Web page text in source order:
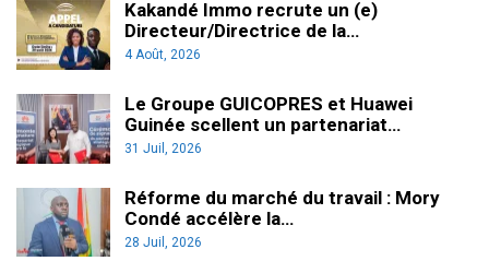
Kakandé Immo recrute un (e)
Directeur/Directrice de la…
4 Août, 2026
Le Groupe GUICOPRES et Huawei
Guinée scellent un partenariat…
31 Juil, 2026
Réforme du marché du travail : Mory
Condé accélère la…
28 Juil, 2026